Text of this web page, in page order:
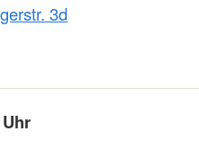
3d